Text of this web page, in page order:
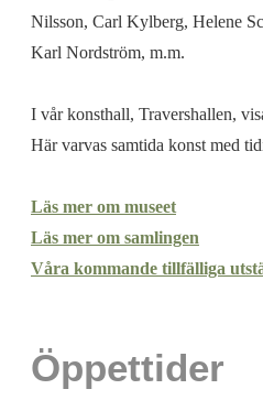
Nilsson, Carl Kylberg, Helene
Karl Nordström, m.m.
I vår konsthall, Travershallen,
Här varvas samtida konst med
Läs mer om museet
Läs mer om samlingen
Våra kommande tillfälliga
Öppettider